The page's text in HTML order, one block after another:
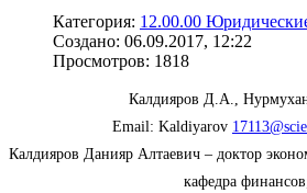
Категория: 12.00.00
Создано: 06.09.2017, 12:22
Просмотров: 1818
Калдияров Д.А.,
Email: Kaldiyarov
Калдияров Данияр Алтаевич – доктор
кафедра